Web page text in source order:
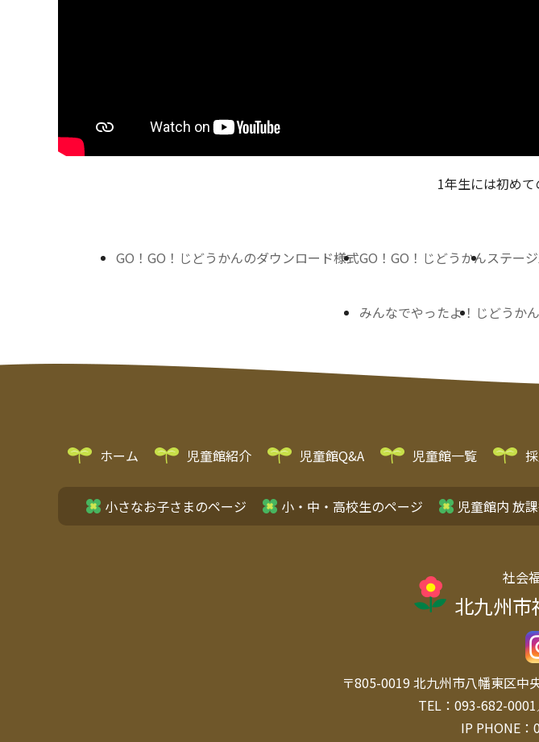
1年生には初め
GO！GO！じどうかんのダウンロード様式GO！GO！じどうかんステー
みんなでやったよ！ じどうか
ホーム 児童館紹介 児童館Q&A 児童館一覧
小さなお子さまのページ 小・中・高校生のページ 児童館内 放
社会
北九州市
〒805-0019北九州市八幡東区中
TEL：093-682-
IP PHONE